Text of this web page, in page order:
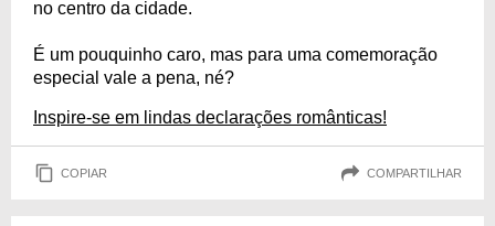
no centro da cidade.
É um pouquinho caro, mas para uma comemoração
especial vale a pena, né?
Inspire-se em lindas declarações românticas!
COPIAR COMPARTILHAR